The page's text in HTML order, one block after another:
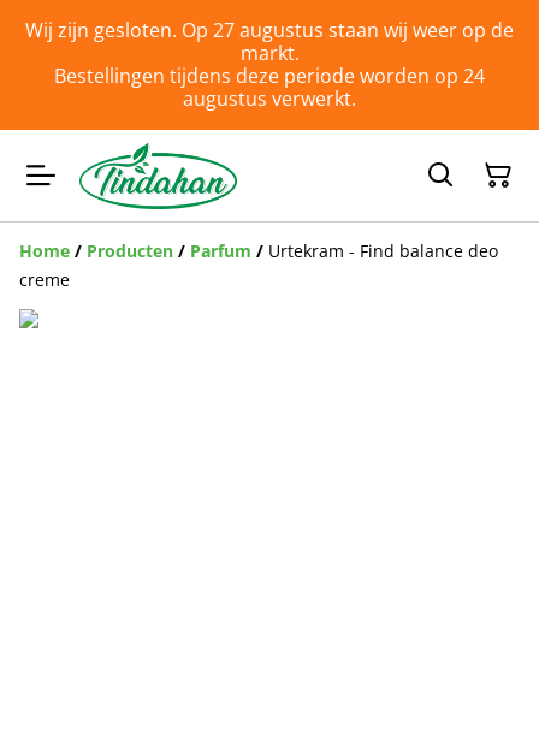
Wij zijn gesloten. Op 27 augustus staan wij weer op de
markt.
Bestellingen tijdens deze periode worden op 24
augustus verwerkt.
Home / Producten / Parfum / Urtekram - Find balance deo
creme